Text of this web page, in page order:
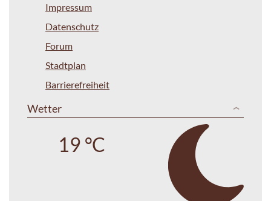
Impressum
Datenschutz
Forum
Stadtplan
Barrierefreiheit
Wetter
19 °C